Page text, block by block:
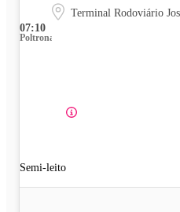
07:10
Terminal Rodoviário
Poltrona
Semi-leito